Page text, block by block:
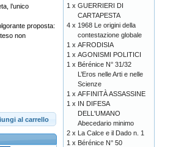
l’unico
proposta:
non
al carrello
1 x GUERRIERI DI
CARTAPESTA
4 x 1968 Le origini della
contestazione globale
1 x AFRODISIA
1 x AGONISMI POLITICI
1 x Bérénice N° 31/32
L’Eros nelle Arti e nelle
Scienze
1 x AFFINITÀ ASSASSINE
1 x IN DIFESA
DELL'UMANO
Abecedario minimo
2 x La Calce e il Dado n. 1
1 x Bérénice N° 50